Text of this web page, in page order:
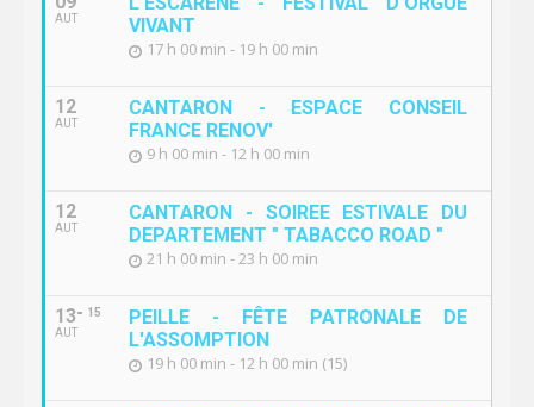
AUT
VIVANT
17 h 00 min - 19 h 00 min
12
AUT
CANTARON - ESPACE CONSEIL
FRANCE RENOV'
9 h 00 min - 12 h 00 min
12
AUT
CANTARON - SOIREE ESTIVALE DU
DEPARTEMENT " TABACCO ROAD "
21 h 00 min - 23 h 00 min
13
AUT
15
PEILLE - FÊTE PATRONALE DE
L'ASSOMPTION
19 h 00 min - 12 h 00 min (15)